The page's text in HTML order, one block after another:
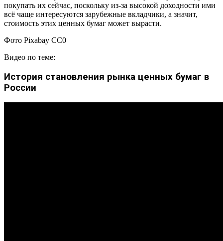
покупать их сейчас, поскольку из-за высокой доходности ими
всё чаще интересуются зарубежные вкладчики, а значит,
стоимость этих ценных бумаг может вырасти.
Фото Pixabay CC0
Видео по теме:
История становления рынка ценных бумаг в
России